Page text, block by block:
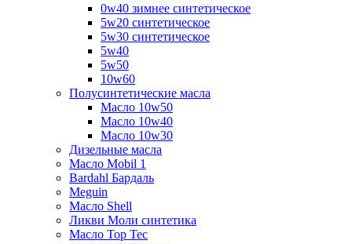
0w40 зимнее синтетическое
5w20 синтетическое
5w30 синтетическое
5w40
5w50
10w60
Полусинтетические масла
Масло 10w50
Масло 10w40
Масло 10w30
Дизельные масла
Масло Mobil 1
Bardahl Бардаль
Meguin
Масло Shell
Ликви Моли синтетика
Масло Top Tec